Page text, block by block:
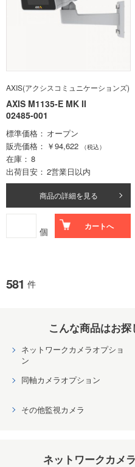
AXIS(アクシスコミュニケーションズ)
AXIS M1135-E MK II
02485-001
標準価格
オープン
販売価格
￥94,622 （税込）
在庫
8
出荷目安
2営業日以内
商品の詳細を見る
個 カートへ
581 件
こんな商品はお
ネットワークカメラオプショ
ン
同軸カメラオプション
その他監視カメラ
ネットワークカメ